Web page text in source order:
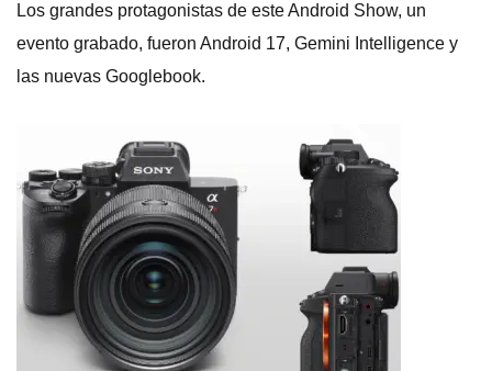
Los grandes protagonistas de este Android Show, un
evento grabado, fueron Android 17, Gemini Intelligence y
las nuevas Googlebook.